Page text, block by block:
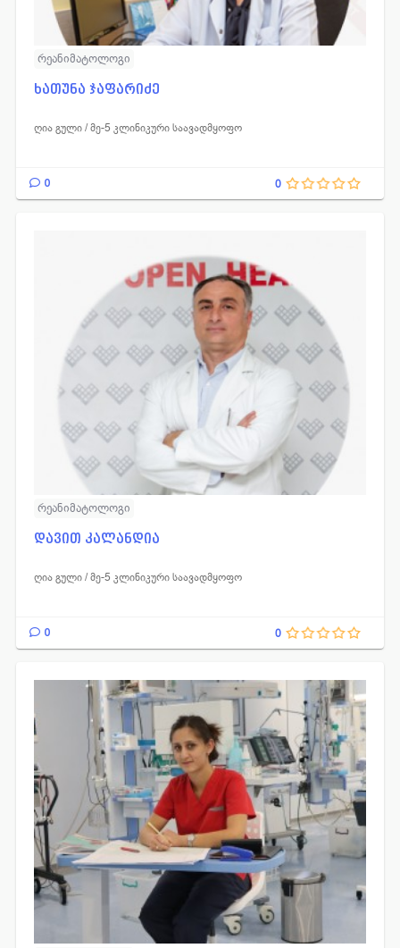
რეანიმატოლოგი
ხათუნა ჯაფარიძე
ღია გული / მე-5 კლინიკური საავადმყოფო
0 0
რეანიმატოლოგი
დავით კალანდია
ღია გული / მე-5 კლინიკური საავადმყოფო
0 0